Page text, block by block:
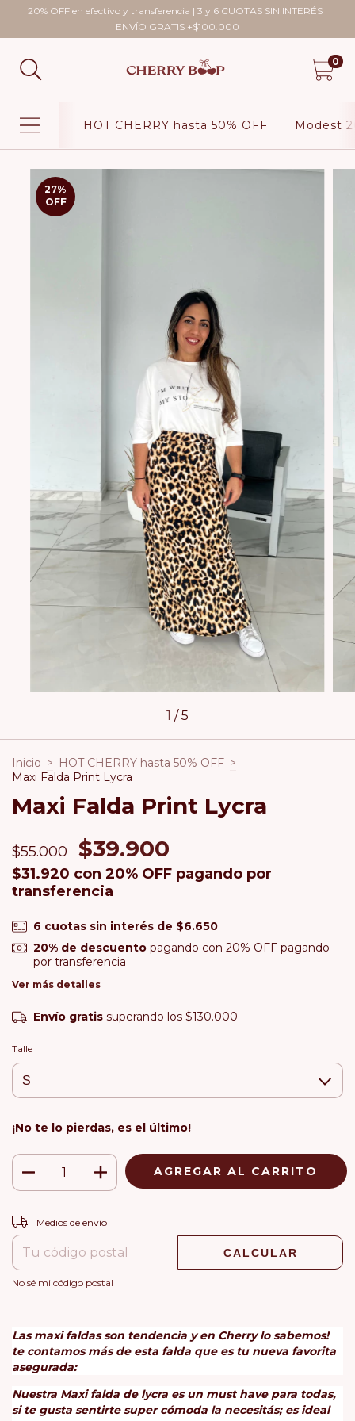
20% OFF en efectivo y transferencia | 3 y 6 CUOTAS SIN INTERÉS |
ENVÍO GRATIS +$100.000
0
HOT CHERRY hasta 50% OFF Modest
27%
OFF
1 /5
Inicio > HOT CHERRY hasta 50% OFF >
Maxi Falda Print Lycra
Maxi Falda Print Lycra
$55.000 $39.900
$31.920 con 20% OFF pagando por
transferencia
6 cuotas sin interés de $6.650
20% de descuentopagando con 20% OFF pagando
por transferencia
Ver más detalles
Envío gratis superando los $130.000
Talle
¡No te lo pierdas, es el último!
Entregas para el CP:
Medios de envío
CALCULAR
No sé mi código postal
Las maxi faldas son tendencia y en Cherry lo sabemos!
te contamos más de esta falda que es tu nueva favorita
asegurada:
Nuestra Maxi falda de lycra es un must have para todas,
si te gusta sentirte super cómoda la necesitás; es ideal